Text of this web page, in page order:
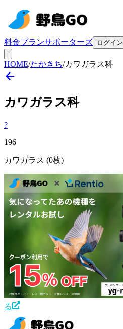
料金プランサポーターズ ログイン
HOME/たかきち/カワガラス科
カワガラス科
?
196
カワガラス (0枚)
る